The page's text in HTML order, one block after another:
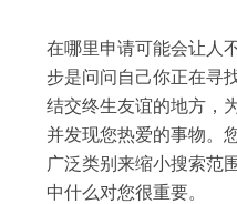
在哪里申请可能会让人
步是问问自己你正在寻
结交终生友谊的地方，
并发现您热爱的事物。
广泛类别来缩小搜索范
中什么对您很重要。